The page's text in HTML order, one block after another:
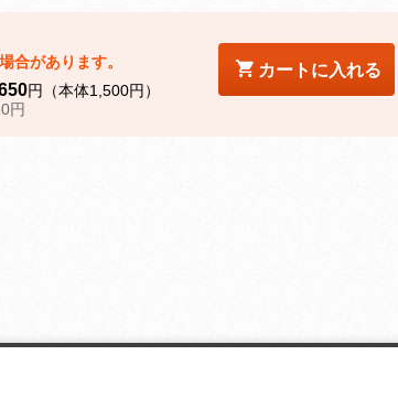
合があります。
円（本体1,500円）
円
カートに入れる